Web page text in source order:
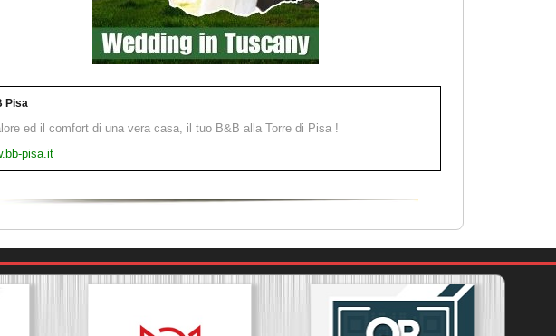
Pisa
ed il comfort di una vera casa, il tuo B&B alla Torre di Pisa !
pisa.it